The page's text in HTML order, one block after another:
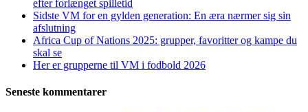
efter forlænget spilletid
Sidste VM for en gylden generation: En æra nærmer sig sin
afslutning
Africa Cup of Nations 2025: grupper, favoritter og kampe du
skal se
Her er grupperne til VM i fodbold 2026
Seneste kommentarer